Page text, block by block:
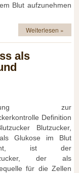
Blut aufzunehmen
Weiterlesen »
als
zur
Definition
Blutzucker,
Glukose im Blut
ist der
der als
für die Zellen